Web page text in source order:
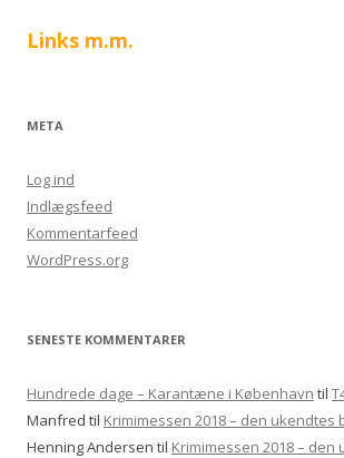
Links m.m.
META
Log ind
Indlægsfeed
Kommentarfeed
WordPress.org
SENESTE KOMMENTARER
Hundrede dage – Karantæne i København til
Manfred til Krimimessen 2018 – den ukendtes
Henning Andersen til Krimimessen 2018 –